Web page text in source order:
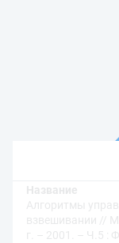
Название
Алгоритмы
взвешивании //
г. – 2001. – Ч.5 :